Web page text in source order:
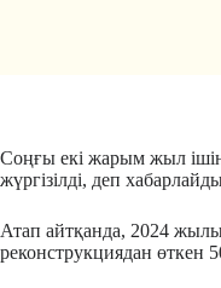
Соңғы екі жарым жыл
жүргізілді, деп
Атап айтқанда, 2024
реконструкциядан өткен